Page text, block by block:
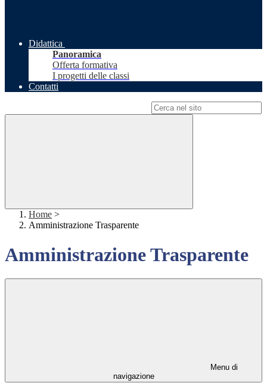
Didattica
Panoramica
Offerta formativa
I progetti delle classi
Contatti
Home >
Amministrazione Trasparente
Amministrazione Trasparente
Menu di
navigazione